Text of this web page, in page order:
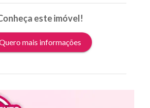
este imóvel!
mais informações